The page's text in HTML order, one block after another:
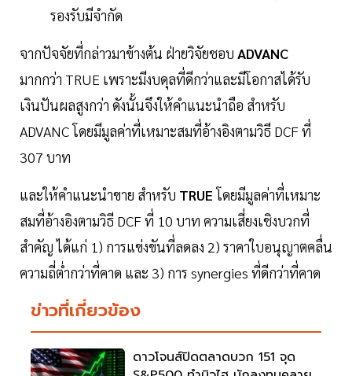
รองรับมีจำกัด
จากปัจจัยที่กล่าวมาข้างต้น ฝ่ายวิจัยชอบ ADVANC
มากกว่า TRUE เพราะมีงบดุลที่ดีกว่าและมีโอกาสได้รับ
เงินปันผลสูงกว่า ดังนั้นจึงให้คำแนะนำถือ สำหรับ
ADVANC โดยมีมูลค่าที่เหมาะสมที่อ้างอิงตามวิธี DCF ที่
307 บาท
และให้คำแนะนำขาย สำหรับ TRUEโดยมีมูลค่าที่เหมาะ
สมที่อ้างอิงตามวิธี DCF ที่ 10 บาท ความเสี่ยงเชิงบวกที่
สำคัญ ได้แก่ 1) การแข่งขันที่ลดลง 2) ราคาใบอนุญาตคลื่น
ความถี่ต่ำกว่าที่คาด และ 3) การ synergies ที่ดีกว่าที่คาด
ข่าวที่เกี่ยวข้อง
ดาวโจนส์ปิดตลาดบวก 151 จุด